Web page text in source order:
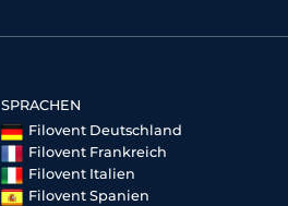
SPRACHEN
Filovent Deutschland
Filovent Frankreich
Filovent Italien
Filovent Spanien